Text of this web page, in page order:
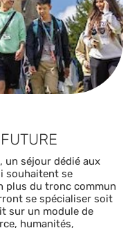
un séjour dédié aux
souhaitent se
plus du tronc commun
se spécialiser soit
sur un module de
humanités,